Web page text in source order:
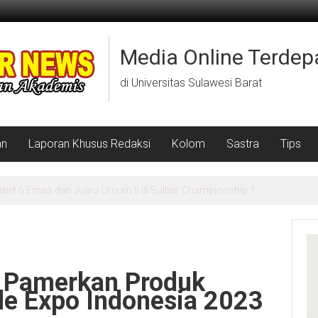
Media Online
di Universitas Sulawesi Barat
Laporan Khusus Redaksi Kolom Sastra Tips
Gelar Lomba Literasi dan Peringati Hari Anak di Desa Kuajang
Produk
Expo Indonesia 2023